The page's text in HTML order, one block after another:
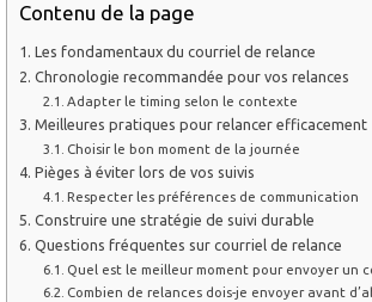
Contenu de la page
Les fondamentaux du courriel de relance
Chronologie recommandée pour vos relances
Adapter le timing selon le contexte
Meilleures pratiques pour relancer efficacement
Choisir le bon moment de la journée
Pièges à éviter lors de vos suivis
Respecter les préférences de communication
Construire une stratégie de suivi durable
Questions fréquentes sur courriel de relance
Quel est le meilleur moment pour envoyer un
Combien de relances dois-je envoyer avant